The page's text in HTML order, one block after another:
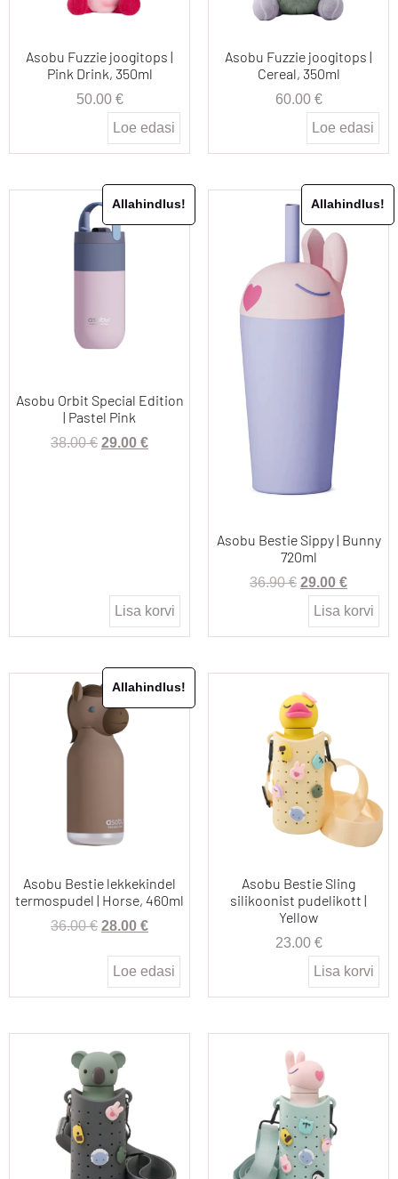
Asobu Fuzzie joogitops |
Pink Drink, 350ml
50.00 €
Loe edasi
Asobu Fuzzie joogitops |
Cereal, 350ml
60.00 €
Loe edasi
Allahindlus!
Asobu Orbit Special Edition
| Pastel Pink
38.00€ 29.00 €
Lisa korvi
Allahindlus!
Asobu Bestie Sippy | Bunny
720ml
36.90€ 29.00 €
Lisa korvi
Allahindlus!
Asobu Bestie lekkekindel
termospudel | Horse, 460ml
36.00€ 28.00 €
Loe edasi
Asobu Bestie Sling
silikoonist pudelikott |
Yellow
23.00 €
Lisa korvi